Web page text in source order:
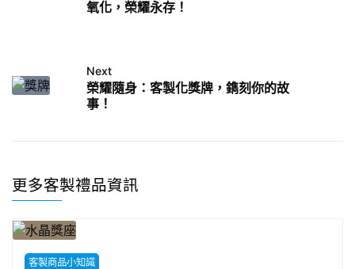
氧化，榮耀永存！
Next
榮耀隨身：客製化獎牌，鐫刻你的故
事！
更多客製禮品資訊
客製商品小知識